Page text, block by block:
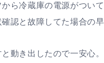
ら冷蔵庫の電源がつい
認と故障してた場合の早
動き出したので一安心。